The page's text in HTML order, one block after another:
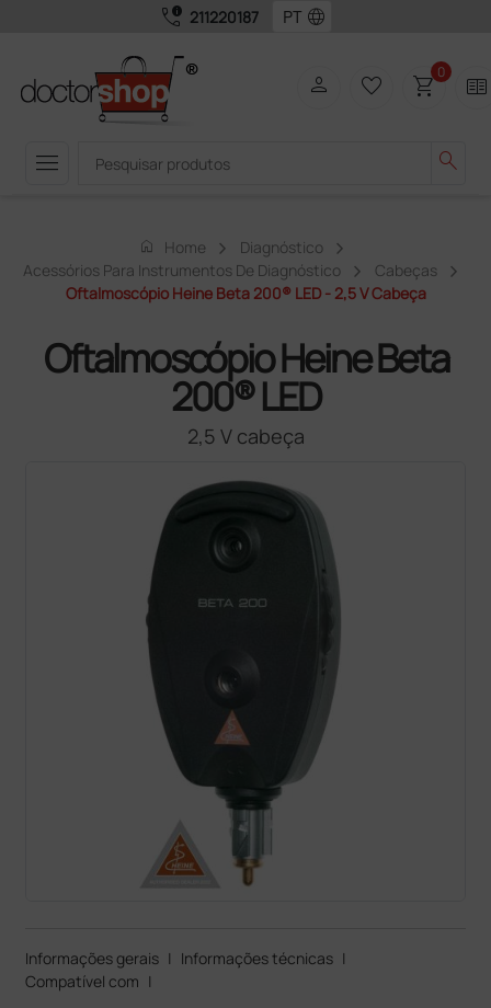
call_quality 211220187 language
menu search
person favorite_border shopping_cart0 two_pager
home Home
Diagnóstico
Acessórios Para Instrumentos De Diagnóstico
Cabeças
Oftalmoscópio Heine Beta 200® LED - 2,5 V Cabeça
Oftalmoscópio Heine Beta
200® LED
2,5 V cabeça
Informações gerais | Informações técnicas |
Compatível com |